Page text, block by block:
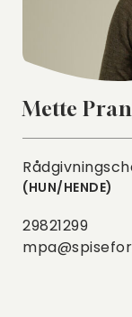
Mette
HUN/HENDE
29821299